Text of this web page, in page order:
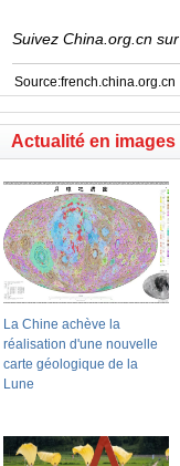
Suivez China.org.cn sur
Source:french.china.org.cn